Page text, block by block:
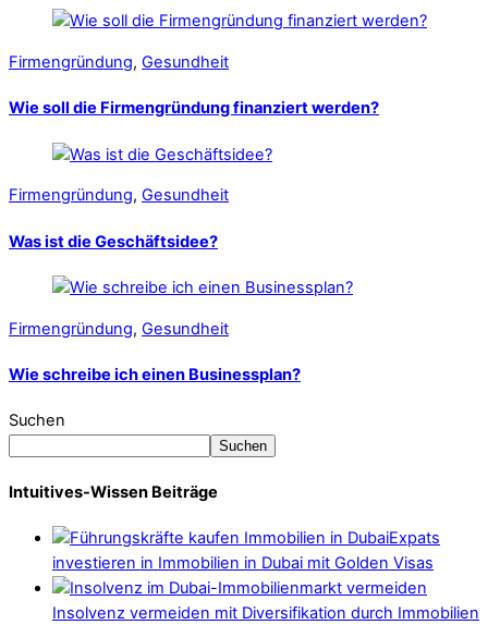
Firmengründung, Gesundheit
Wie soll die Firmengründung finanziert werden?
Firmengründung, Gesundheit
Was ist die Geschäftsidee?
Firmengründung, Gesundheit
Wie schreibe ich einen Businessplan?
Suchen
Suchen
Intuitives-Wissen Beiträge
Expats
investieren in Immobilien in Dubai mit Golden Visas
Insolvenz vermeiden mit Diversifikation durch Immobilien